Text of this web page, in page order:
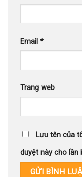
Email *
Trang web
Lưu tên của
duyệt này cho lần